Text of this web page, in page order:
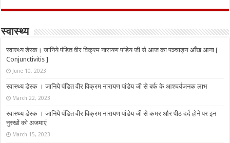
स्वास्थ्य
स्वास्थ्य डेस्क। जानिये पंडित वीर विक्रम नारायण पांडेय जी से आज का पञ्चाङ्ग आँख आना [
Conjunctivitis ]
June 10, 2023
स्वास्थ्य डेस्क । जानिये पंडित वीर विक्रम नारायण पांडेय जी से बर्फ के आश्चर्यजनक लाभ
March 22, 2023
स्वास्थ्य डेस्क । जानिये पंडित वीर विक्रम नारायण पांडेय जी से कमर और पीठ दर्द होने पर इन
नुस्‍खों को अजमाएं
March 15, 2023